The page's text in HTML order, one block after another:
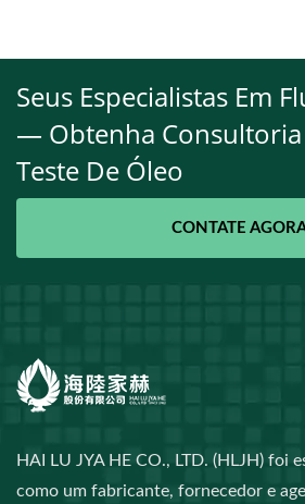
Seus Especialistas Em
— Obtenha Consultoria
Teste De Óleo
CONTATE
HAI LU JYA HE CO., LTD. (HLJH) foi
como um fabricante, fornecedor e